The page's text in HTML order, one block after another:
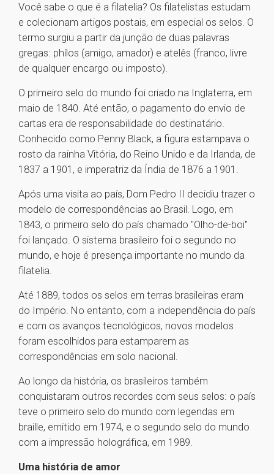
Você sabe o que é a filatelia? Os filatelistas estudam
e colecionam artigos postais, em especial os selos. O
termo surgiu a partir da junção de duas palavras
gregas: phílos (amigo, amador) e atelês (franco, livre
de qualquer encargo ou imposto).
O primeiro selo do mundo foi criado na Inglaterra, em
maio de 1840. Até então, o pagamento do envio de
cartas era de responsabilidade do destinatário.
Conhecido como Penny Black, a figura estampava o
rosto da rainha Vitória, do Reino Unido e da Irlanda, de
1837 a 1901, e imperatriz da Índia de 1876 a 1901.
Após uma visita ao país, Dom Pedro II decidiu trazer o
modelo de correspondências ao Brasil. Logo, em
1843, o primeiro selo do país chamado "Olho-de-boi"
foi lançado. O sistema brasileiro foi o segundo no
mundo, e hoje é presença importante no mundo da
filatelia.
Até 1889, todos os selos em terras brasileiras eram
do Império. No entanto, com a independência do país
e com os avanços tecnológicos, novos modelos
foram escolhidos para estamparem as
correspondências em solo nacional.
Ao longo da história, os brasileiros também
conquistaram outros recordes com seus selos: o país
teve o primeiro selo do mundo com legendas em
braille, emitido em 1974, e o segundo selo do mundo
com a impressão holográfica, em 1989.
Uma história de amor